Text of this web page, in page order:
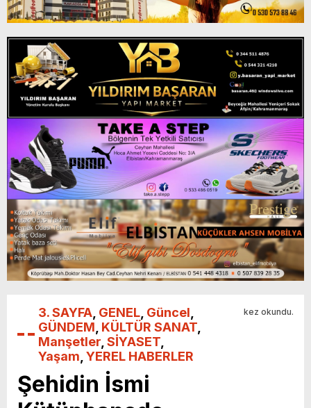
3. SAYFA GENEL Güncel
GÜNDEM KÜLTÜR SANAT
Manşetler SİYASET
Yaşam YEREL HABERLER
kez okundu.
Şehidin İsmi